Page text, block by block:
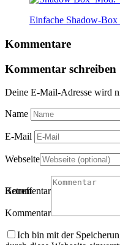
Einfache Shadow-Box
Kommentare
Kommentar schreiben
Deine E-Mail-Adresse wird
Name
E-Mail
Webseite
Betreff
Kommentartitel
Kommentar
Ich bin mit der